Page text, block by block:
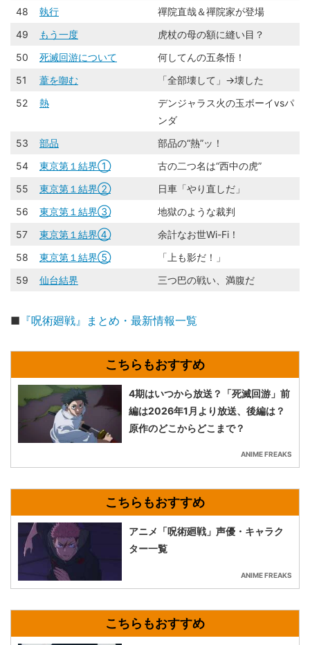
48
執行
禪院直哉＆禪院家が登場
49
もう一度
虎杖の母の額に縫い目？
50
死滅回游について
何してんの五条悟！
51
葦を啣む
「全部壊して」→壊した
52
熱
デンジャラス火の玉ボーイvsパ
ンダ
53
部品
部品の“熱”ッ！
54
東京第１結界①
古の二つ名は“西中の虎”
55
東京第１結界②
日車「やり直しだ」
56
東京第１結界③
地獄のような裁判
57
東京第１結界④
余計なお世Wi-Fi！
58
東京第１結界⑤
「上も影だ！」
59
仙台結界 三つ巴の戦い、満腹だ
■ 『呪術廻戦』まとめ・最新情報一覧
4期はいつから放送？「死滅回游」前
編は2026年1月より放送、後編は？
原作のどこからどこまで？
ANIME FREAKS
アニメ「呪術廻戦」声優・キャラク
ター一覧
ANIME FREAKS